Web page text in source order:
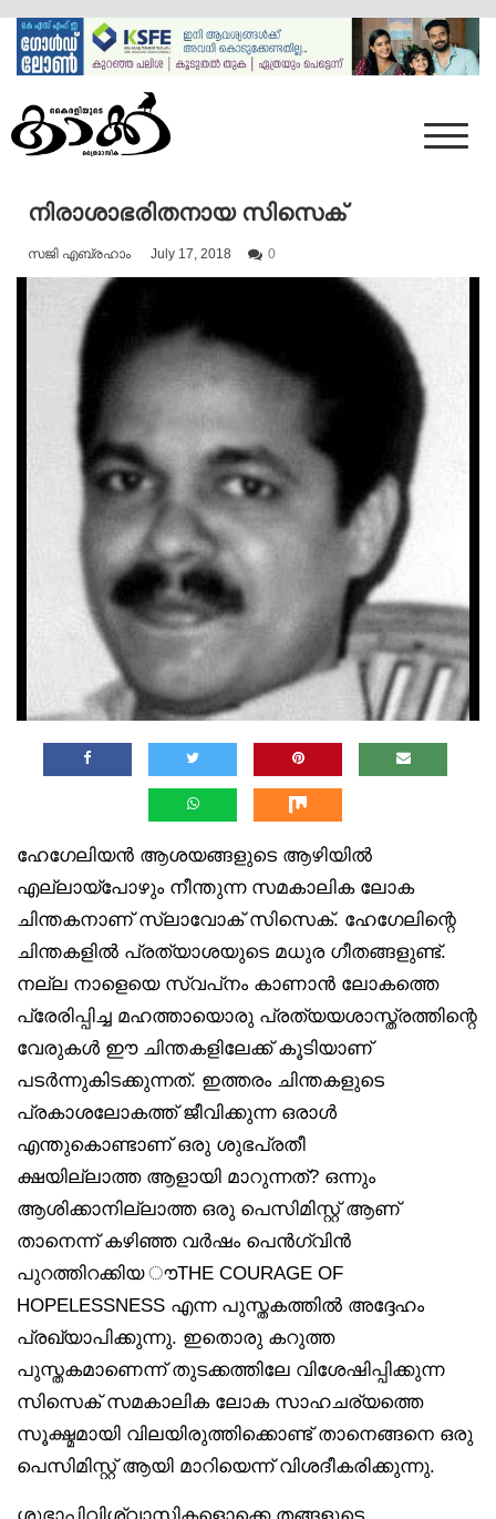
content
നിരാശാഭരിതനായ സിസെക്
സജി എബ്രഹാം July 17, 2018 0
ഹേഗേലിയൻ ആശയങ്ങളുടെ ആഴിയിൽ
എല്ലായ്‌പോഴും നീന്തുന്ന സമകാലിക ലോക
ചിന്തകനാണ് സ്ലാവോക് സിസെക്. ഹേഗേലിന്റെ
ചിന്തകളിൽ പ്രത്യാശയുടെ മധുര ഗീതങ്ങളുണ്ട്.
നല്ല നാളെയെ സ്വപ്‌നം കാണാൻ ലോകത്തെ
പ്രേരിപ്പിച്ച മഹത്തായൊരു പ്രത്യയശാസ്ത്രത്തിന്റെ
വേരുകൾ ഈ ചിന്തകളിലേക്ക് കൂടിയാണ്
പടർന്നുകിടക്കുന്നത്. ഇത്തരം ചിന്തകളുടെ
പ്രകാശലോകത്ത് ജീവിക്കുന്ന ഒരാൾ
എന്തുകൊണ്ടാണ് ഒരു ശുഭപ്രതീ
ക്ഷയില്ലാത്ത ആളായി മാറുന്നത്? ഒന്നും
ആശിക്കാനില്ലാത്ത ഒരു പെസിമിസ്റ്റ് ആണ്
താനെന്ന് കഴിഞ്ഞ വർഷം പെൻഗ്വിൻ
പുറത്തിറക്കിയ ൗTHE COURAGE OF
HOPELESSNESS എന്ന പുസ്തകത്തിൽ അദ്ദേഹം
പ്രഖ്യാപിക്കുന്നു. ഇതൊരു കറുത്ത
പുസ്തകമാണെന്ന് തുടക്കത്തിലേ വിശേഷിപ്പിക്കുന്ന
സിസെക് സമകാലിക ലോക സാഹചര്യത്തെ
സൂക്ഷ്മമായി വിലയിരുത്തിക്കൊണ്ട് താനെങ്ങനെ ഒരു
പെസിമിസ്റ്റ് ആയി മാറിയെന്ന് വിശദീകരിക്കുന്നു.
ശുഭാപ്തിവിശ്വാസികളൊക്കെ തങ്ങളുടെ